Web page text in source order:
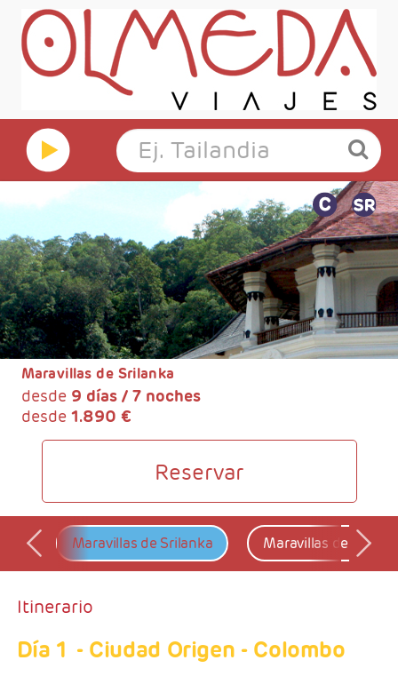
Maravillas de Srilanka
desde 9 días / 7 noches
desde 1.890 €
Reservar
Maravillas de Srilanka Maravillas de
Itinerario
Día 1 - Ciudad Origen - Colombo